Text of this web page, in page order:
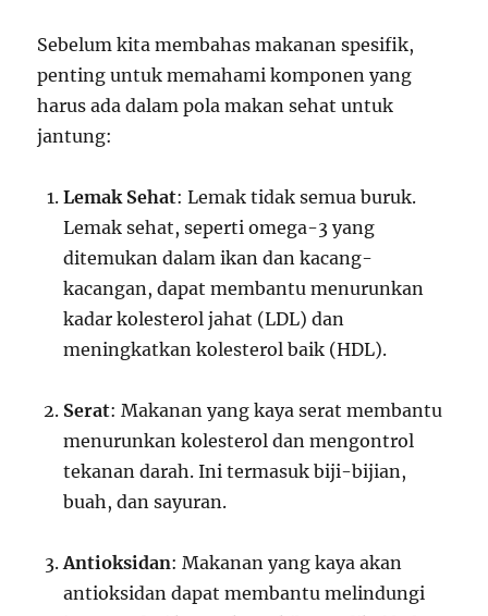
Sebelum kita membahas makanan spesifik,
penting untuk memahami komponen yang
harus ada dalam pola makan sehat untuk
jantung:
Lemak Sehat: Lemak tidak semua buruk.
Lemak sehat, seperti omega-3 yang
ditemukan dalam ikan dan kacang-
kacangan, dapat membantu menurunkan
kadar kolesterol jahat (LDL) dan
meningkatkan kolesterol baik (HDL).
Serat: Makanan yang kaya serat membantu
menurunkan kolesterol dan mengontrol
tekanan darah. Ini termasuk biji-bijian,
buah, dan sayuran.
Antioksidan: Makanan yang kaya akan
antioksidan dapat membantu melindungi